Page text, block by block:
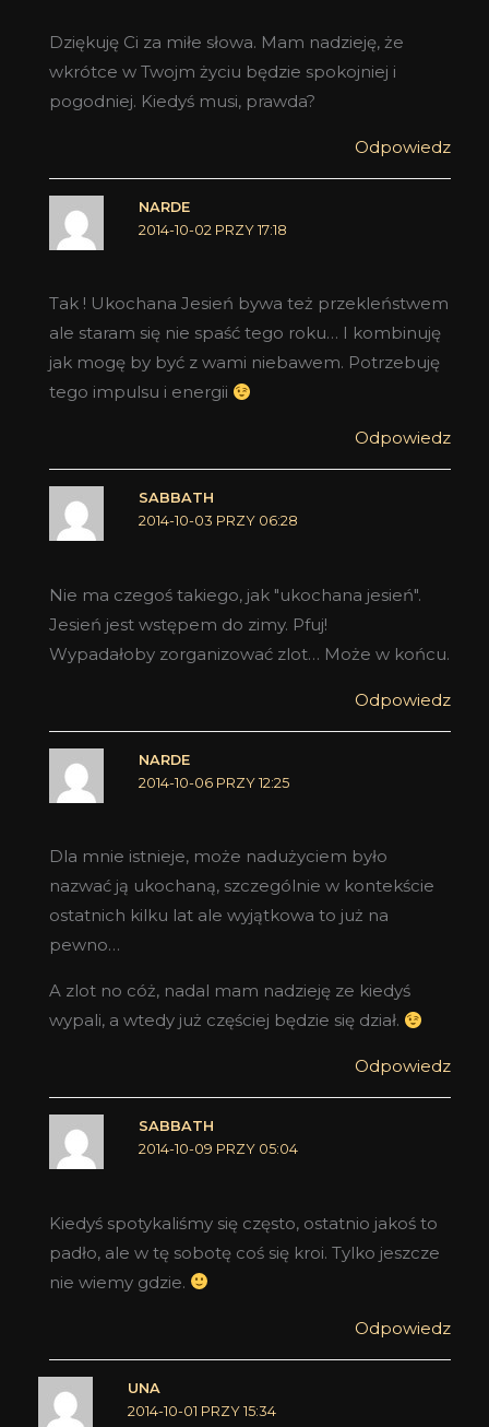
Dziękuję Ci za miłe słowa. Mam nadzieję, że
wkrótce w Twojm życiu będzie spokojniej i
pogodniej. Kiedyś musi, prawda?
Odpowiedz
NARDE
2014-10-02 PRZY 17:18
Tak ! Ukochana Jesień bywa też przekleństwem
ale staram się nie spaść tego roku… I kombinuję
jak mogę by być z wami niebawem. Potrzebuję
tego impulsu i energii
Odpowiedz
SABBATH
2014-10-03 PRZY 06:28
Nie ma czegoś takiego, jak "ukochana jesień".
Jesień jest wstępem do zimy. Pfuj!
Wypadałoby zorganizować zlot… Może w końcu.
Odpowiedz
NARDE
2014-10-06 PRZY 12:25
Dla mnie istnieje, może nadużyciem było
nazwać ją ukochaną, szczególnie w kontekście
ostatnich kilku lat ale wyjątkowa to już na
pewno…
A zlot no cóż, nadal mam nadzieję ze kiedyś
wypali, a wtedy już częściej będzie się dział.
Odpowiedz
SABBATH
2014-10-09 PRZY 05:04
Kiedyś spotykaliśmy się często, ostatnio jakoś to
padło, ale w tę sobotę coś się kroi. Tylko jeszcze
nie wiemy gdzie.
Odpowiedz
UNA
2014-10-01 PRZY 15:34